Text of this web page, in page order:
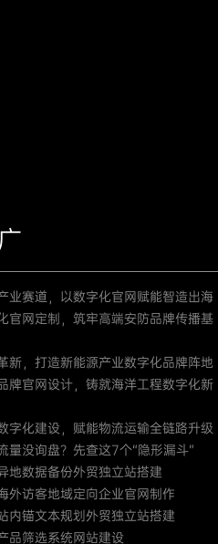
业赛道，以数字化官网赋能智造出海
官网定制，筑牢高端安防品牌传播基
新，打造新能源产业数字化品牌阵地
牌官网设计，铸就海洋工程数字化新
字化建设，赋能物流运输全链路升级
量没询盘？先查这7个“隐形漏斗”
地数据备份外贸独立站搭建
外访客地域定向企业官网制作
内锚文本规划外贸独立站搭建
品筛选系统网站建设